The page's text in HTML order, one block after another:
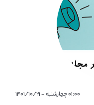
۰۱:۰۰ چهارشنبه - ۱۴۰۱/۱۰/۲۱